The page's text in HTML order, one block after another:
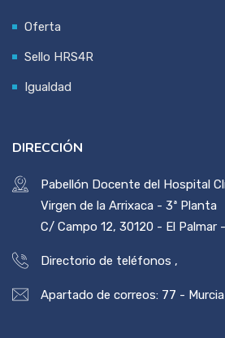
Oferta
Sello HRS4R
Igualdad
DIRECCIÓN
Pabellón Docente del Hospital
Virgen de la Arrixaca - 3ª Planta
C/ Campo 12, 30120 - El Palmar
Directorio de teléfonos ,
Apartado de correos: 77 - Murcia